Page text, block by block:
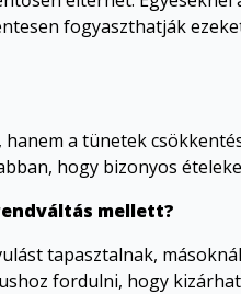
fogyaszthatják
a tünetek
hogy bizonyos
mellett?
tapasztalnak,
fordulni, hogy